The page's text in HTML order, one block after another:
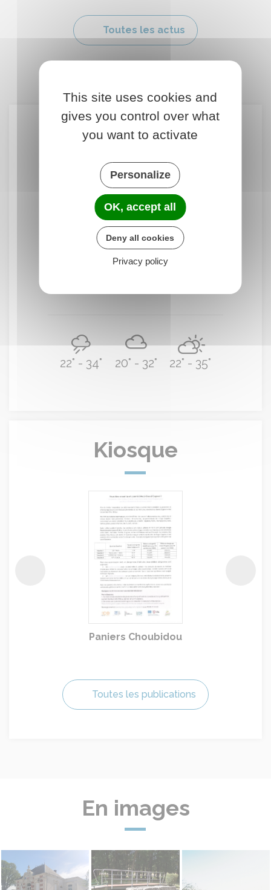
Toutes les actus
Météo
18°c
Partiellement nuageux
Humidité :53% Vent :4 km/h
Qualité de l'air :Très bonne
22° - 34° 20° - 32° 22° - 35°
Kiosque
Festival de musique
Toutes les publications
En images
This site uses cookies and
gives you control over what
you want to activate
Personalize
OK, accept all
Deny all cookies
Privacy policy